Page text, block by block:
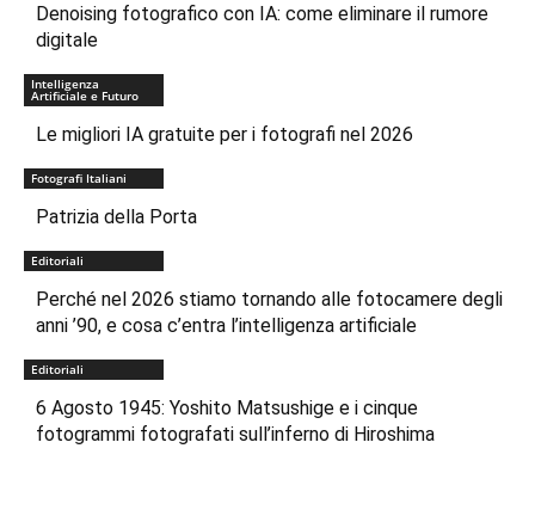
Denoising fotografico con IA: come eliminare il rumore
digitale
Intelligenza
Artificiale e Futuro
Le migliori IA gratuite per i fotografi nel 2026
Fotografi Italiani
Patrizia della Porta
Editoriali
Perché nel 2026 stiamo tornando alle fotocamere degli
anni ’90, e cosa c’entra l’intelligenza artificiale
Editoriali
6 Agosto 1945: Yoshito Matsushige e i cinque
fotogrammi fotografati sull’inferno di Hiroshima